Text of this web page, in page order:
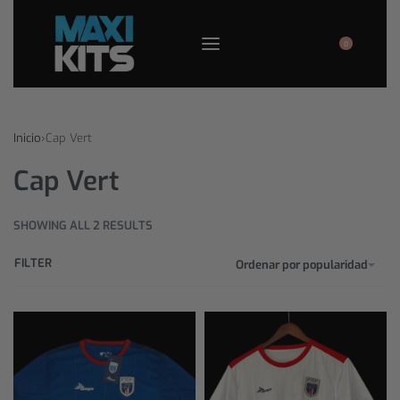
0
Inicio›Cap Vert
Cap Vert
SHOWING ALL 2 RESULTS
Ordenar por popularidad
FILTER